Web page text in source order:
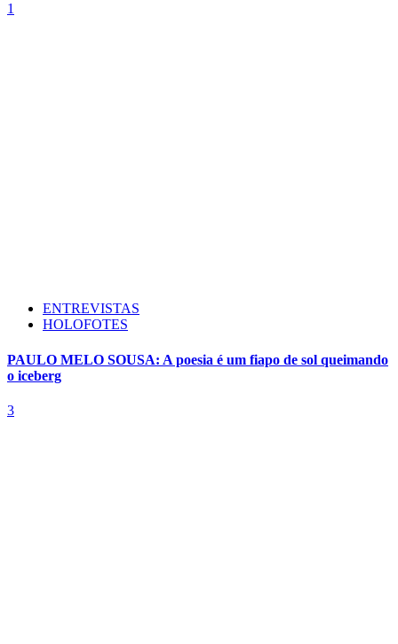
1
ENTREVISTAS
HOLOFOTES
PAULO MELO SOUSA: A poesia é um fiapo de sol queimando
o iceberg
3